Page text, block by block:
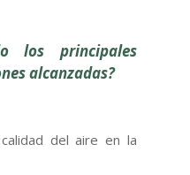
los principales
alcanzadas?
del aire en la